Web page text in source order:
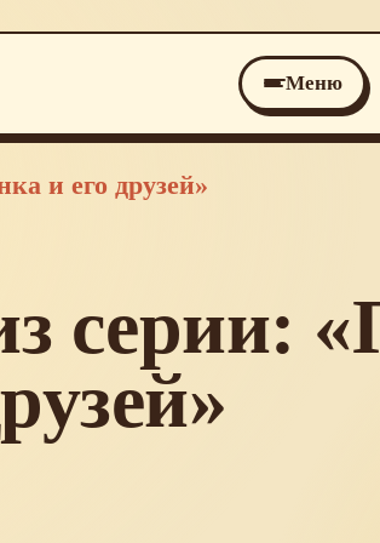
Меню
и его друзей»
серии: